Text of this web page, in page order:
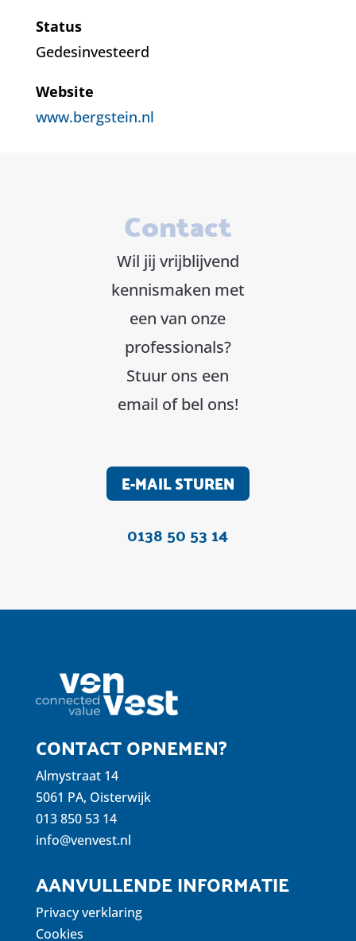
Status
Gedesinvesteerd
Website
www.bergstein.nl
Contact
Wil jij vrijblijvend
kennismaken met
een van onze
professionals?
Stuur ons een
email of bel ons!
E-MAIL STUREN
0138 50 53 14
CONTACT OPNEMEN?
Almystraat 14
5061 PA, Oisterwijk
013 850 53 14
info@venvest.nl
AANVULLENDE INFORMATIE
Privacy verklaring
Cookies